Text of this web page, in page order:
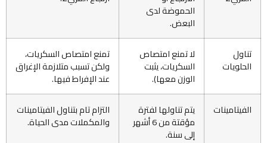
الحموضة لدى
البعض.
تناول
الحلويات
لا تمنع امتصاص
السكريات، يثبت
الوزن معها).
تمنع امتصاص السكريات،
ولكن تسبب متلازمة الإغراق
عند الإفراط فيها.
الفيتامينات
يتم تناولها لفترة
مؤقتة من 6 أشهر
إلى سنة.
التزام تام بتناول الفيتامينات
والمكملات مدى الحياة.